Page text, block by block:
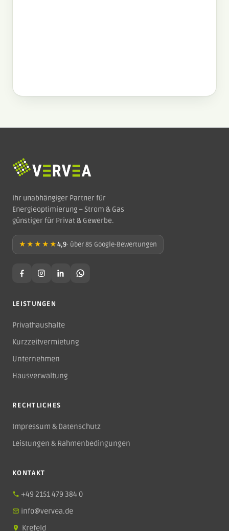
Ihr unabhängiger Partner für
Energieoptimierung – Strom & Gas
günstiger für Privat & Gewerbe.
★★★★★4,9· über 85 Google-Bewertungen
LEISTUNGEN
Privathaushalte
Kurzzeitvermietung
Unternehmen
Hausverwaltung
RECHTLICHES
Impressum & Datenschutz
Leistungen & Rahmenbedingungen
KONTAKT
+49 2151 479 384 0
info@vervea.de
Krefeld